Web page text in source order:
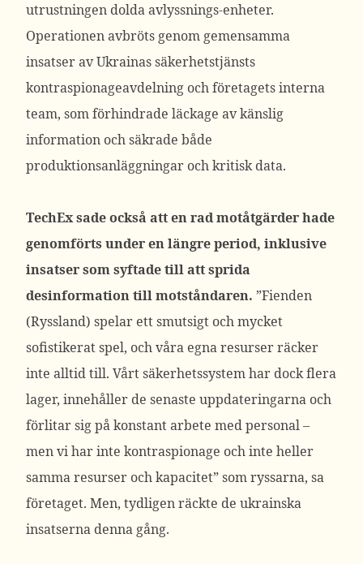
utrustningen dolda avlyssnings-enheter.
Operationen avbröts genom gemensamma
insatser av Ukrainas säkerhetstjänsts
kontraspionageavdelning och företagets interna
team, som förhindrade läckage av känslig
information och säkrade både
produktionsanläggningar och kritisk data.
TechEx sade också att en rad motåtgärder hade
genomförts under en längre period, inklusive
insatser som syftade till att sprida
desinformation till motståndaren. ”Fienden
(Ryssland) spelar ett smutsigt och mycket
sofistikerat spel, och våra egna resurser räcker
inte alltid till. Vårt säkerhetssystem har dock flera
lager, innehåller de senaste uppdateringarna och
förlitar sig på konstant arbete med personal –
men vi har inte kontraspionage och inte heller
samma resurser och kapacitet” som ryssarna, sa
företaget. Men, tydligen räckte de ukrainska
insatserna denna gång.